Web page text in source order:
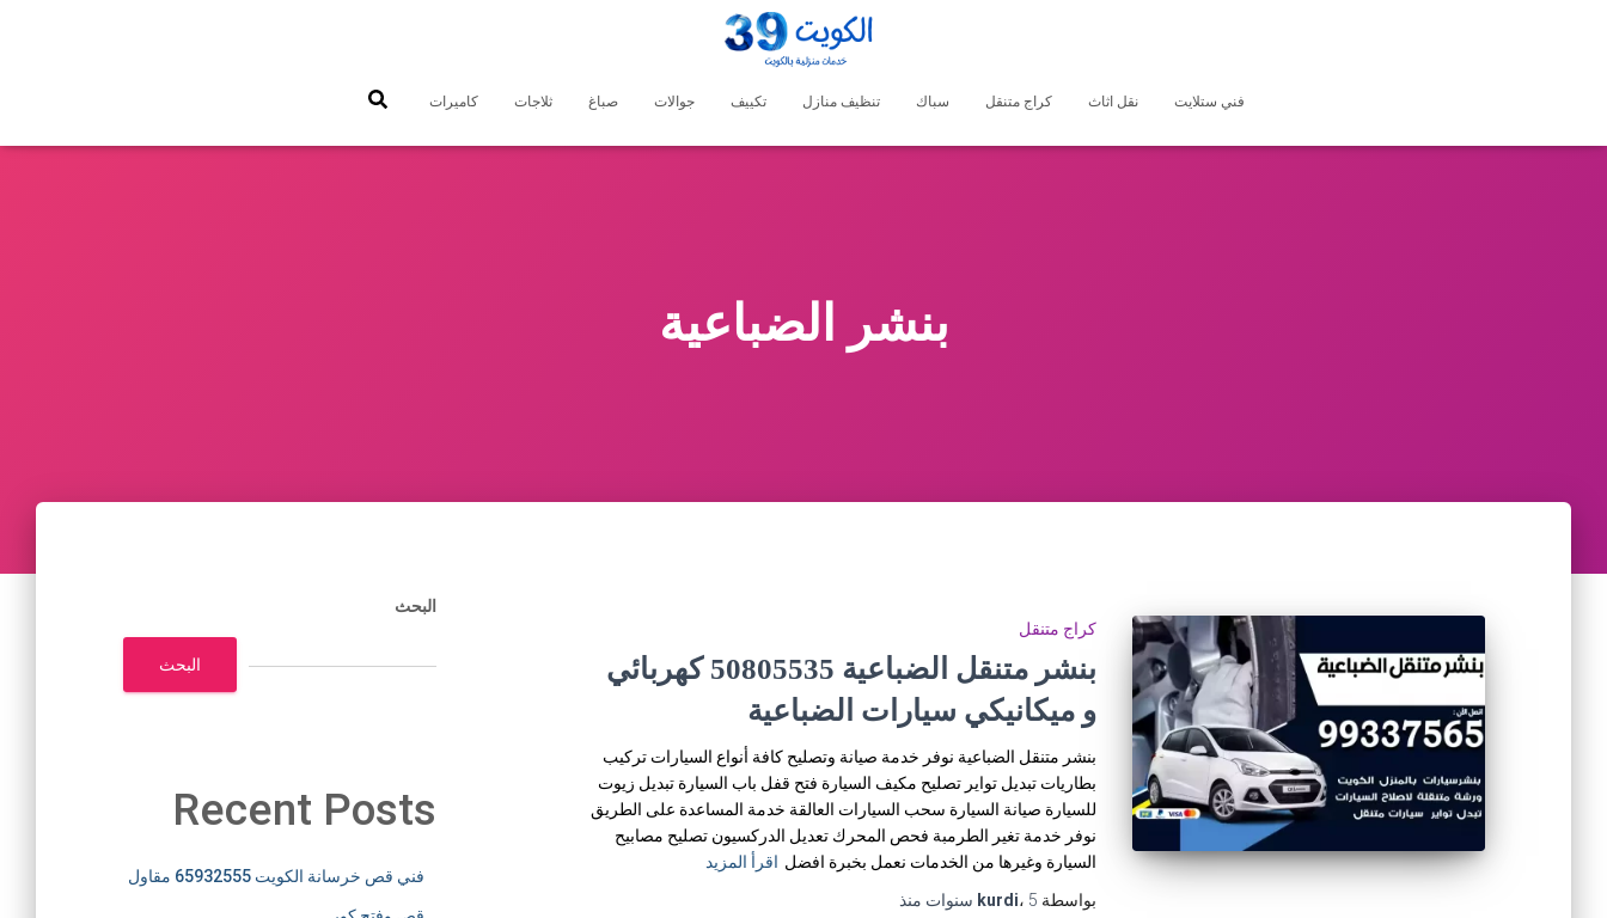
فني ستلايت نقل اثاث كراج متنقل سباك تنظيف منازل تكييف جوالات صباغ ثلاجات كاميرات
بنشر الضباعية
كراج متنقل
بنشر متنقل الضباعية 50805535‬ كهربائي
و ميكانيكي سيارات الضباعية
بنشر متنقل الضباعية نوفر خدمة صيانة وتصليح كافة أنواع السيارات تركيب
بطاريات تبديل تواير تصليح مكيف السيارة فتح قفل باب السيارة تبديل زيوت
للسيارة صيانة السيارة سحب السيارات العالقة خدمة المساعدة على الطريق
نوفر خدمة تغير الطرمبة فحص المحرك تعديل الدركسيون تصليح مصابيح
السيارة وغيرها من الخدمات نعمل بخبرة افضل اقرأ المزيد
بواسطة
kurdi، 5 سنوات منذ
البحث
البحث
Recent Posts
فني قص خرسانة الكويت 65932555 مقاول